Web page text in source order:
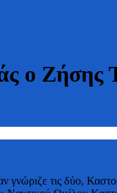
ο Ζήσης
γνώριζε τις δύο,